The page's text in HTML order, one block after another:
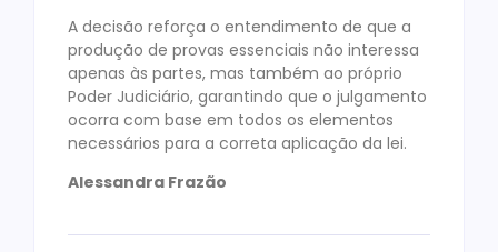
A decisão reforça o entendimento de que a
produção de provas essenciais não interessa
apenas às partes, mas também ao próprio
Poder Judiciário, garantindo que o julgamento
ocorra com base em todos os elementos
necessários para a correta aplicação da lei.
Alessandra Frazão